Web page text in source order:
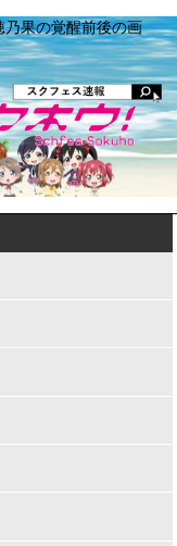
乃果の覚醒前後の画